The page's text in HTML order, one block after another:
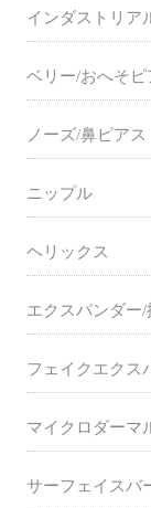
インダストリア
ベリー/おへそピ
ノーズ/鼻ピアス
ニップル
ヘリックス
エクスパンダー/
フェイクエクス
マイクロダーマ
サーフェイスバ